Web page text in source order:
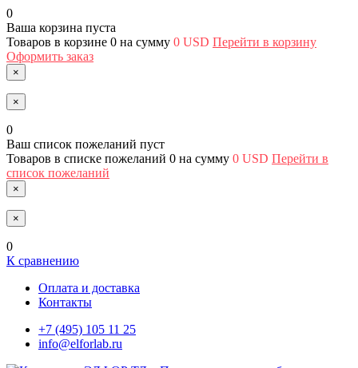
0
Ваша корзина пуста
Товаров в корзине 0 на сумму 0 USD Перейти в корзину
Оформить заказ
×
×
0
Ваш список пожеланий пуст
Товаров в списке пожеланий 0 на сумму 0 USD Перейти в
список пожеланий
×
×
0
К сравнению
Оплата и доставка
Контакты
+7 (495) 105 11 25
info@elforlab.ru